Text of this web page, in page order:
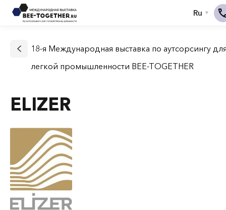
18-я Международная выставка по аутсорсингу
легкой промышленности BEE-TOGETHER
ELIZER